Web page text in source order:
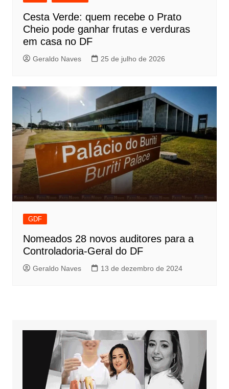
Cesta Verde: quem recebe o Prato
Cheio pode ganhar frutas e verduras
em casa no DF
Geraldo Naves 25 de julho de 2026
GDF
Nomeados 28 novos auditores para a
Controladoria-Geral do DF
Geraldo Naves 13 de dezembro de 2024